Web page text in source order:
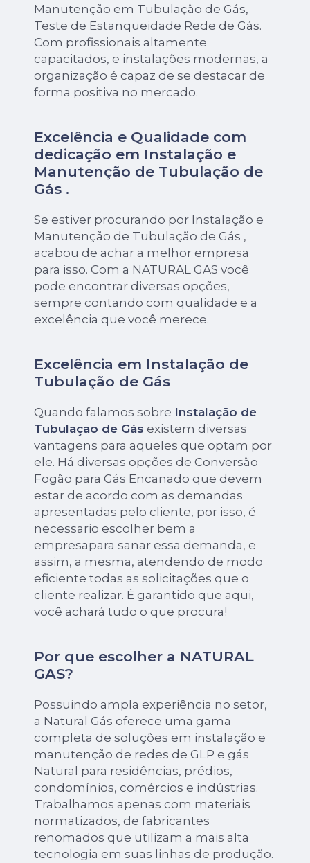
Manutenção em Tubulação de Gás,
Teste de Estanqueidade Rede de Gás.
Com profissionais altamente
capacitados, e instalações modernas, a
organização é capaz de se destacar de
forma positiva no mercado.
Excelência e Qualidade com
dedicação em Instalação e
Manutenção de Tubulação de
Gás .
Se estiver procurando por Instalação e
Manutenção de Tubulação de Gás ,
acabou de achar a melhor empresa
para isso. Com a NATURAL GAS você
pode encontrar diversas opções,
sempre contando com qualidade e a
excelência que você merece.
Excelência em Instalação de
Tubulação de Gás
Quando falamos sobre Instalação de
Tubulação de Gás existem diversas
vantagens para aqueles que optam por
ele. Há diversas opções de Conversão
Fogão para Gás Encanado que devem
estar de acordo com as demandas
apresentadas pelo cliente, por isso, é
necessario escolher bem a
empresapara sanar essa demanda, e
assim, a mesma, atendendo de modo
eficiente todas as solicitações que o
cliente realizar. É garantido que aqui,
você achará tudo o que procura!
Por que escolher a NATURAL
GAS?
Possuindo ampla experiência no setor,
a Natural Gás oferece uma gama
completa de soluções em instalação e
manutenção de redes de GLP e gás
Natural para residências, prédios,
condomínios, comércios e indústrias.
Trabalhamos apenas com materiais
normatizados, de fabricantes
renomados que utilizam a mais alta
tecnologia em suas linhas de produção.